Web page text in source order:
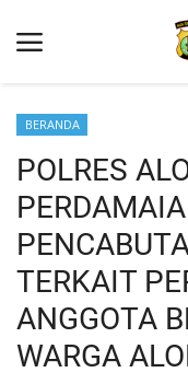
Beranda
Terms & Conditions
Reskrim
Binkam
Lantas
Giat Ops
BERANDA
POLRES
TERKAIT
ANGGOTA
WARGA